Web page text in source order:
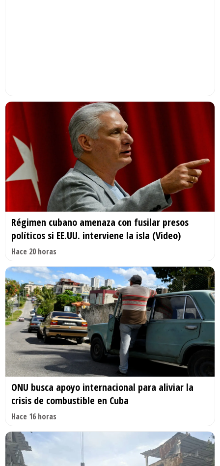
Régimen cubano amenaza con fusilar presos
políticos si EE.UU. interviene la isla (Video)
Hace 20 horas
ONU busca apoyo internacional para aliviar la
crisis de combustible en Cuba
Hace 16 horas